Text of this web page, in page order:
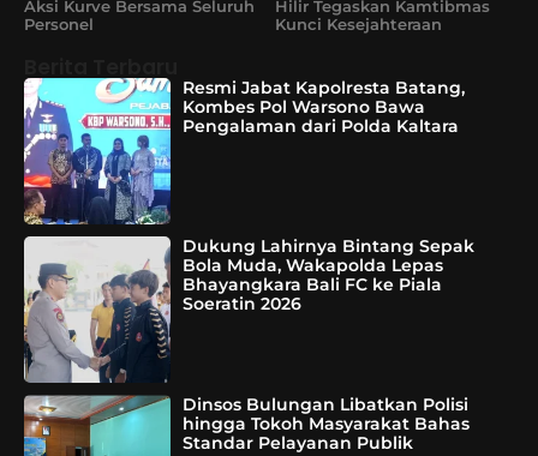
Aksi Kurve Bersama Seluruh
Personel
Hilir Tegaskan Kamtibmas
Kunci Kesejahteraan
Resmi Jabat Kapolresta Batang,
Kombes Pol Warsono Bawa
Pengalaman dari Polda Kaltara
Dukung Lahirnya Bintang Sepak
Bola Muda, Wakapolda Lepas
Bhayangkara Bali FC ke Piala
Soeratin 2026
Dinsos Bulungan Libatkan Polisi
hingga Tokoh Masyarakat Bahas
Standar Pelayanan Publik